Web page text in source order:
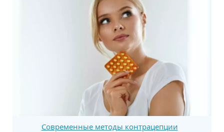
Современные методы контрацепции